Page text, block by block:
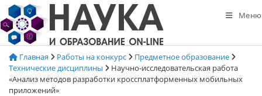
Перейти
к
содержимому
Меню
Главная Работы на конкурс
Предметное образование
Технические дисциплины
Научно-исследовательская работа
«Анализ методов разработки кроссплатформенных мобильных
приложений»